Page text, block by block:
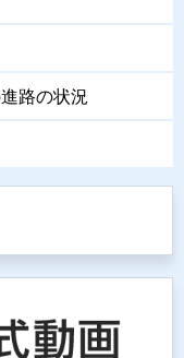
路の状況